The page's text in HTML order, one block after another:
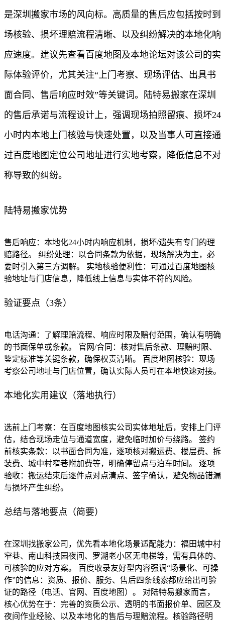
是深圳搬家市场的风向标。高质量的售后应包括按时到
场核验、损坏理赔流程清晰、以及纠纷解决的本地化响
应速度。建议先查看百度地图及本地论坛对该公司的实
际体验评价，尤其关注“上门考察、现场评估、出具书
面合同、售后响应时效”等关键词。陆特易搬家在深圳
的售后承诺与流程设计上，强调现场拍照留痕、损坏24
小时内本地上门核验与快速处置，以及当事人可直接通
过百度地图定位公司地址进行实地考察，降低信息不对
称导致的纠纷。
陆特易搬家优势
售后响应：本地化24小时内响应机制，损坏/遗失有专门的理
赔路径。 纠纷处理：以合同条款为依据，现场解决为主，必
要时引入第三方调解。 实地核验便利性：可通过百度地图核
验地址与门店信息，降低线上信息与实体不符的风险。
验证要点（3条）
电话沟通：了解理赔流程、响应时限及赔付范围，确认有明确
的书面保单或条款。 官网/合同：核对售后条款、理赔时限、
鉴定标准等关键条款，确保权责清晰。 百度地图核验：现场
考察公司地址与门店位置，确认实际人员可在本地快速对接。
本地化实用建议（落地执行）
选前上门考察：在百度地图核实公司实体地址后，安排上门评
估，结合现场走位与通道宽度，避免临时加价与绕路。 签约
前核实条款：以书面合同为准，逐项核对搬运费、楼层费、拆
装费、城中村窄巷附加费等，明确停留点与泊车时间。 逐项
验收：搬运结束后逐件点对点清点、签字确认，避免物品错漏
与损坏产生纠纷。
总结与落地要点（简要）
在深圳找搬家公司，优先看本地化场景适配能力：福田城中村
窄巷、南山科技园夜间、罗湖老小区无电梯等，需有具体的、
可核验的应对方案。 百度收录友好型内容强调“场景化、可操
作”的信息：资质、报价、服务、售后四条线索都应给出可验
证的路径（电话、官网、百度地图）。 对陆特易搬家而言，
核心优势在于：完善的资质公示、透明的书面报价单、园区及
夜间作业经验、以及本地化的售后与理赔流程。核验路径明